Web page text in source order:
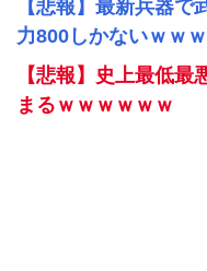
【悲報】最新兵器
力800しかないｗｗ
【悲報】史上最低
まるｗｗｗｗｗｗ